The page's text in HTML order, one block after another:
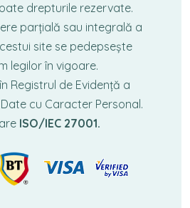
drepturile rezervate.
parțială sau integrală a
site se pedepsește
legilor în vigoare.
Registrul de Evidență a
cu Caracter Personal.
ISO/IEC 27001.